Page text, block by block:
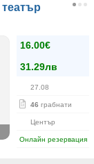
16.00€
31.29лв
27.08
46 грабнати
Център
Онлайн резервация